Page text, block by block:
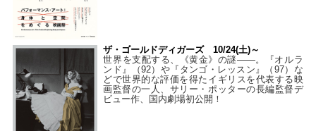
ザ・ゴールドディガーズ 10/24(土)～
世界を支配する、《黄金》の謎――。『オルラ
ンド』（92）や『タンゴ・レッスン』（97）な
どで世界的な評価を得たイギリスを代表する映
画監督の一人、サリー・ポッターの長編監督デ
ビュー作、国内劇場初公開！